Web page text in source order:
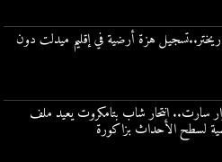
سلم ريختر..تسجيل هزة أرضية في إقليم ميدلت دون
سارت.. انتحار شاب بتامكروت يعيد ملف
لسطح الأحداث بزاكورة